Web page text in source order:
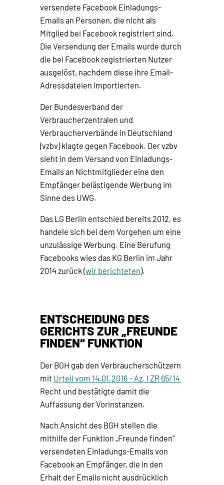
versendete Facebook Einladungs-
Emails an Personen, die nicht als
Mitglied bei Facebook registriert sind.
Die Versendung der Emails wurde durch
die bei Facebook registrierten Nutzer
ausgelöst, nachdem diese ihre Email-
Adressdateien importierten.
Der Bundesverband der
Verbraucherzentralen und
Verbraucherverbände in Deutschland
(vzbv) klagte gegen Facebook. Der vzbv
sieht in dem Versand von Einladungs-
Emails an Nichtmitglieder eine den
Empfänger belästigende Werbung im
Sinne des UWG.
Das LG Berlin entschied bereits 2012, es
handele sich bei dem Vorgehen um eine
unzulässige Werbung. Eine Berufung
Facebooks wies das KG Berlin im Jahr
2014 zurück (wir berichteten).
ENTSCHEIDUNG DES
GERICHTS ZUR „FREUNDE
FINDEN“ FUNKTION
Der BGH gab den Verbraucherschützern
mit Urteil vom 14.01.2016 – Az. I ZR 65/14
Recht und bestätigte damit die
Auffassung der Vorinstanzen.
Nach Ansicht des BGH stellen die
mithilfe der Funktion „Freunde finden“
versendeten Einladungs-Emails von
Facebook an Empfänger, die in den
Erhalt der Emails nicht ausdrücklich